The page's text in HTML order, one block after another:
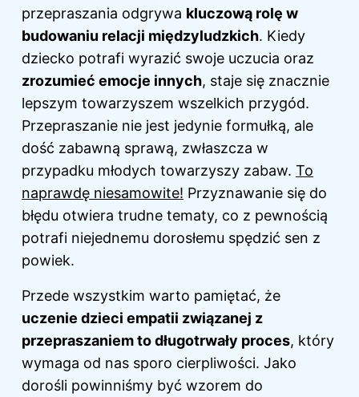
przepraszania odgrywa kluczową rolę w
budowaniu relacji międzyludzkich. Kiedy
dziecko potrafi wyrazić swoje uczucia oraz
zrozumieć emocje innych, staje się znacznie
lepszym towarzyszem wszelkich przygód.
Przepraszanie nie jest jedynie formułką, ale
dość zabawną sprawą, zwłaszcza w
przypadku młodych towarzyszy zabaw. To
naprawdę niesamowite! Przyznawanie się do
błędu otwiera trudne tematy, co z pewnością
potrafi niejednemu dorosłemu spędzić sen z
powiek.
Przede wszystkim warto pamiętać, że
uczenie dzieci empatii związanej z
przepraszaniem to długotrwały proces, który
wymaga od nas sporo cierpliwości. Jako
dorośli powinniśmy być wzorem do